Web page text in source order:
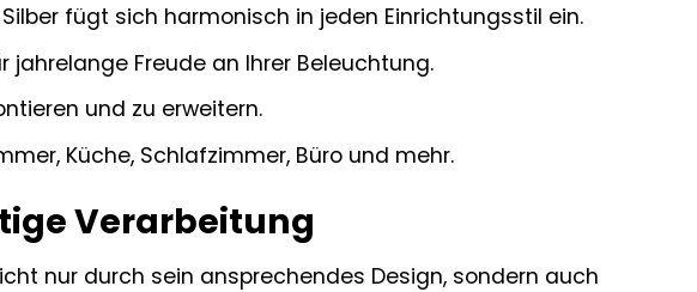
fügt sich harmonisch in jeden Einrichtungsstil ein.
jahrelange Freude an Ihrer Beleuchtung.
und zu erweitern.
Küche, Schlafzimmer, Büro und mehr.
Verarbeitung
nur durch sein ansprechendes Design, sondern auch